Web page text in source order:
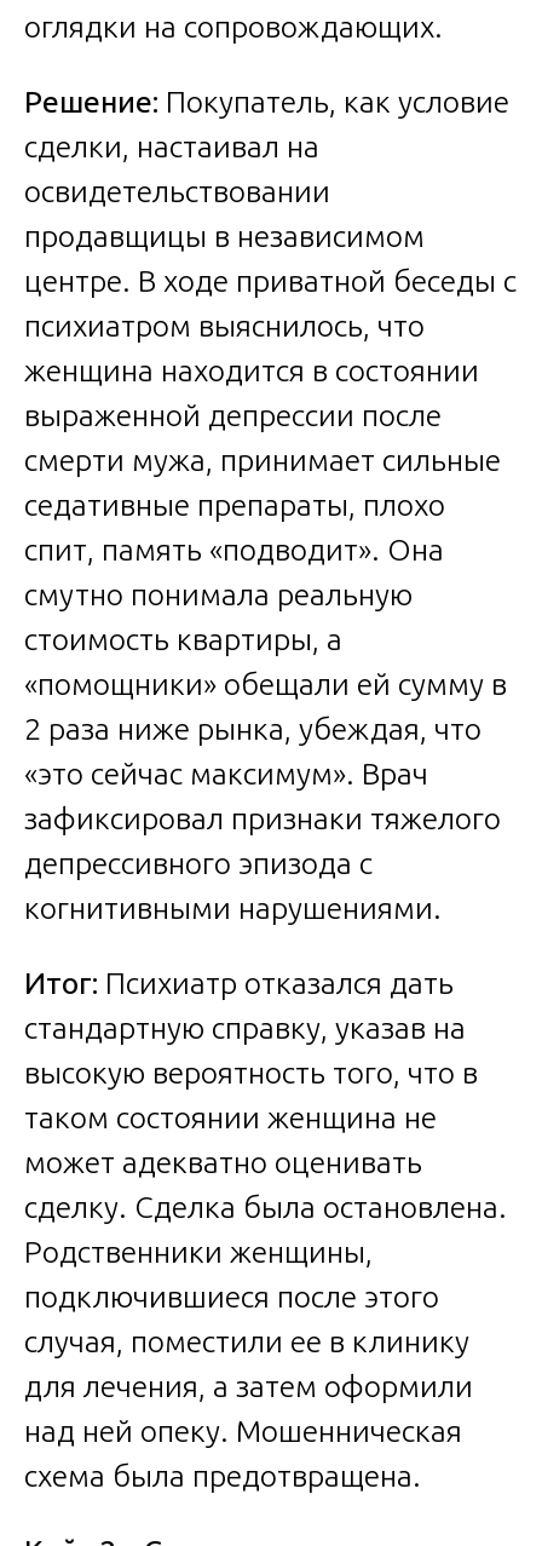
оглядки на сопровождающих.
Решение: Покупатель, как условие
сделки, настаивал на
освидетельствовании
продавщицы в независимом
центре. В ходе приватной беседы с
психиатром выяснилось, что
женщина находится в состоянии
выраженной депрессии после
смерти мужа, принимает сильные
седативные препараты, плохо
спит, память «подводит». Она
смутно понимала реальную
стоимость квартиры, а
«помощники» обещали ей сумму в
2 раза ниже рынка, убеждая, что
«это сейчас максимум». Врач
зафиксировал признаки тяжелого
депрессивного эпизода с
когнитивными нарушениями.
Итог: Психиатр отказался дать
стандартную справку, указав на
высокую вероятность того, что в
таком состоянии женщина не
может адекватно оценивать
сделку. Сделка была остановлена.
Родственники женщины,
подключившиеся после этого
случая, поместили ее в клинику
для лечения, а затем оформили
над ней опеку. Мошенническая
схема была предотвращена.